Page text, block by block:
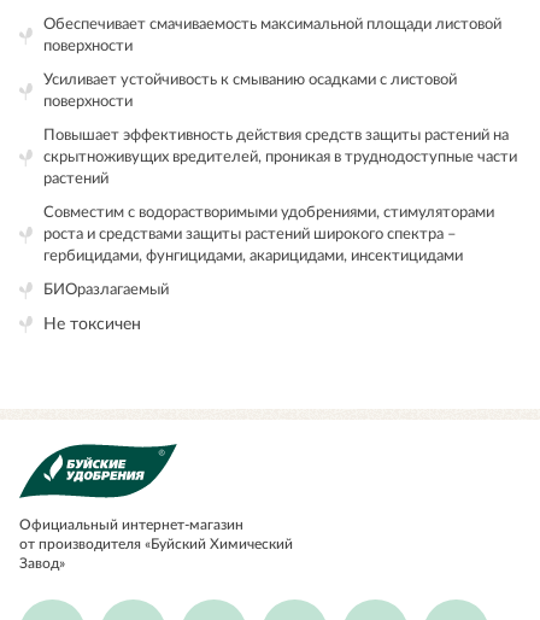
Обеспечивает смачиваемость максимальной площади листовой
поверхности
Усиливает устойчивость к смыванию осадками с листовой
поверхности
Повышает эффективность действия средств защиты растений на
скрытноживущих вредителей, проникая в труднодоступные части
растений
Совместим с водорастворимыми удобрениями, стимуляторами
роста и средствами защиты растений широкого спектра –
гербицидами, фунгицидами, акарицидами, инсектицидами
БИОразлагаемый
Не токсичен
Официальный интернет-магазин
от производителя «Буйский Химический
Завод»